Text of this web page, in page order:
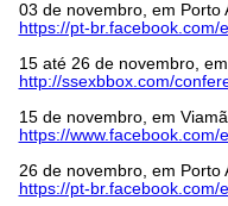
03 de novembro, em Porto
https://pt-br.facebook.com/
15 até 26 de novembro,
http://ssexbbox.com/
15 de novembro, em
https://
26 de novembro, em Porto
https://pt-